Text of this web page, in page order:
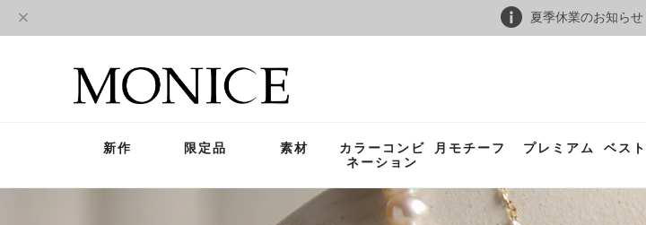
夏季休業のお知らせ
新作 限定品 素材
カラーコンビ
ネーション
月モチーフ プレミアム ベス